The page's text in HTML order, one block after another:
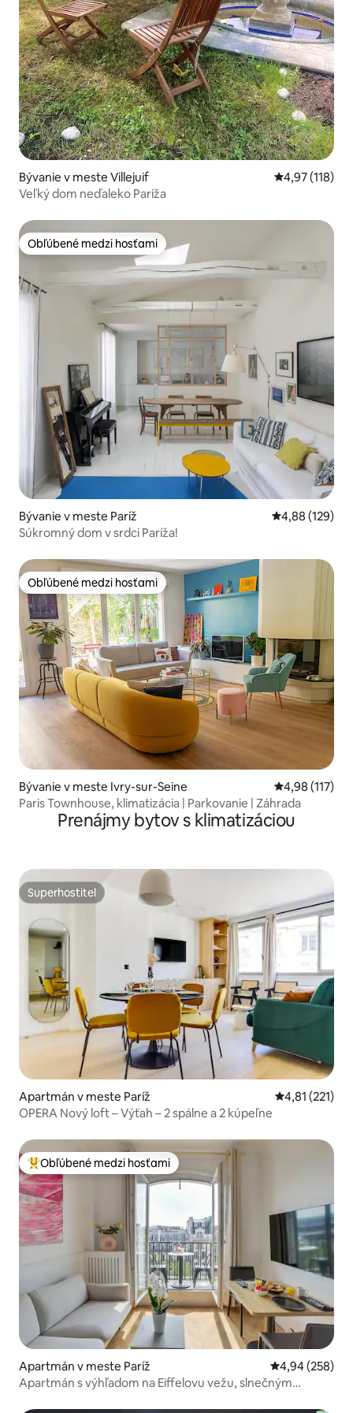
Bývanie v meste Villejuif Priemerné
4,97 (118)
Veľký dom neďaleko Paríža
Obľúbené medzi hosťami
Obľúbené medzi hosťami
Bývanie v meste Paríž Priemerné
4,88 (129)
Súkromný dom v srdci Paríža!
Obľúbené medzi hosťami
Obľúbené medzi hosťami
Bývanie v meste Ivry-sur-Seine Priemerné
4,98 (117)
Paris Townhouse, klimatizácia | Parkovanie | Záhrada
Prenájmy bytov s klimatizáciou
Superhostiteľ
Superhostiteľ
Apartmán v meste Paríž Priemerné
4,81 (221)
OPERA Nový loft – Výťah – 2 spálne a 2 kúpeľne
Najobľúbenejšie medzi hosťami
Obľúbené medzi hosťami
Apartmán v meste Paríž Priemerné
4,94 (258)
Apartmán s výhľadom na Eiffelovu vežu, slnečným